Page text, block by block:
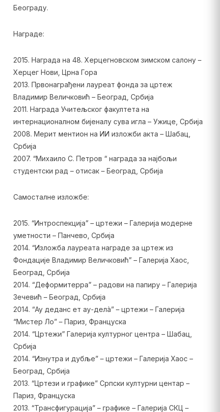
Београду.
Награде:
2015. Награда на 48. Херцегновском зимском салону –
Херцег Нови, Црна Гора
2013. Првонаграђени лауреат фонда за цртеж
Владимир Величковић – Београд, Србија
2011. Награда Учитељског факултета на
интернационалном бијеналу сува игла – Ужице, Србија
2008. Мерит ментион на ИИ изложби акта – Шабац,
Србија
2007. “Михаило С. Петров “ награда за најбољи
студентски рад – отисак – Београд, Србија
Самосталне изложбе:
2015. “Интроспекција” – цртежи – Галерија модерне
уметности – Панчево, Србија
2014. “Изложба лауреата награде за цртеж из
Фондације Владимир Величковић” – Галерија Хаос,
Београд, Србија
2014. “Деформитерра” – радови на папиру – Галерија
Зечевић – Београд, Србија
2014. “Ау деданс ет ау-делà” – цртежи – Галерија
“Мистер Ло” – Париз, Француска
2014. “Цртежи” Галерија културног центра – Шабац,
Србија
2014. “Изнутра и дубље” – цртежи – Галерија Хаос –
Београд, Србија
2013. “Цртези и графике” Српски културни центар –
Париз, Француска
2013. “Трансфигурација” – графике – Галерија СКЦ –